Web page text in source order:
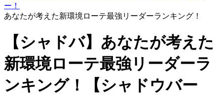
ー！
あなたが考えた新環境ローテ最強リーダーランキング！
【シャドバ】あなたが考えた
新環境ローテ最強リーダーラ
ンキング！【シャドウバー